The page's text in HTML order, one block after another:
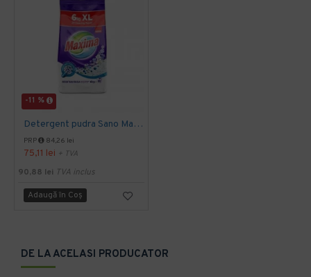
-11 %
Detergent pudra Sano Maxima Spring Flowers 6kg
PRP 84,26 lei
75,11 lei + TVA
90,88 lei TVA inclus
Adaugă în Coş
DE LA ACELASI PRODUCATOR